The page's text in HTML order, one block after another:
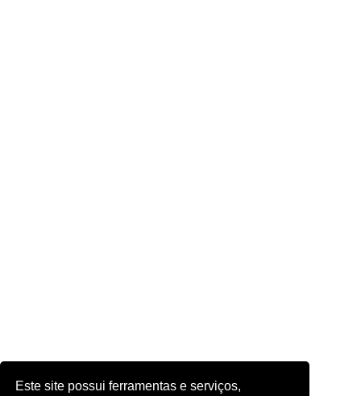
Este site possui ferramentas e serviços,